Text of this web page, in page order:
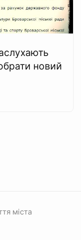
новий
міста